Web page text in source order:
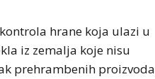
hrane koja ulazi u
iz zemalja koje nisu
prehrambenih proizvoda